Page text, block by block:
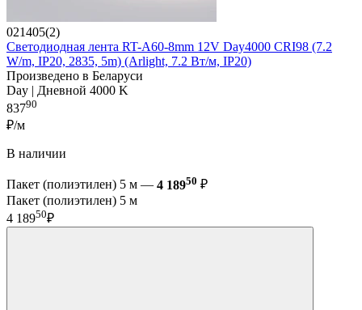
021405(2)
Светодиодная лента RT-A60-8mm 12V Day4000 CRI98 (7.2
W/m, IP20, 2835, 5m) (Arlight, 7.2 Вт/м, IP20)
Произведено в Беларуси
Day | Дневной 4000 K
83790
₽/м
В наличии
Пакет (полиэтилен) 5 м — 4 18950 ₽
Пакет (полиэтилен) 5 м
4 18950₽